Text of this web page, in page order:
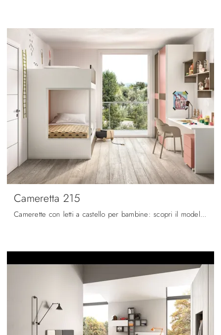
Cameretta 215
Camerette con letti a castello per bambine: scopri il modello in melaminico Cameretta 215 di Zg Mobili per stanzette moderne.